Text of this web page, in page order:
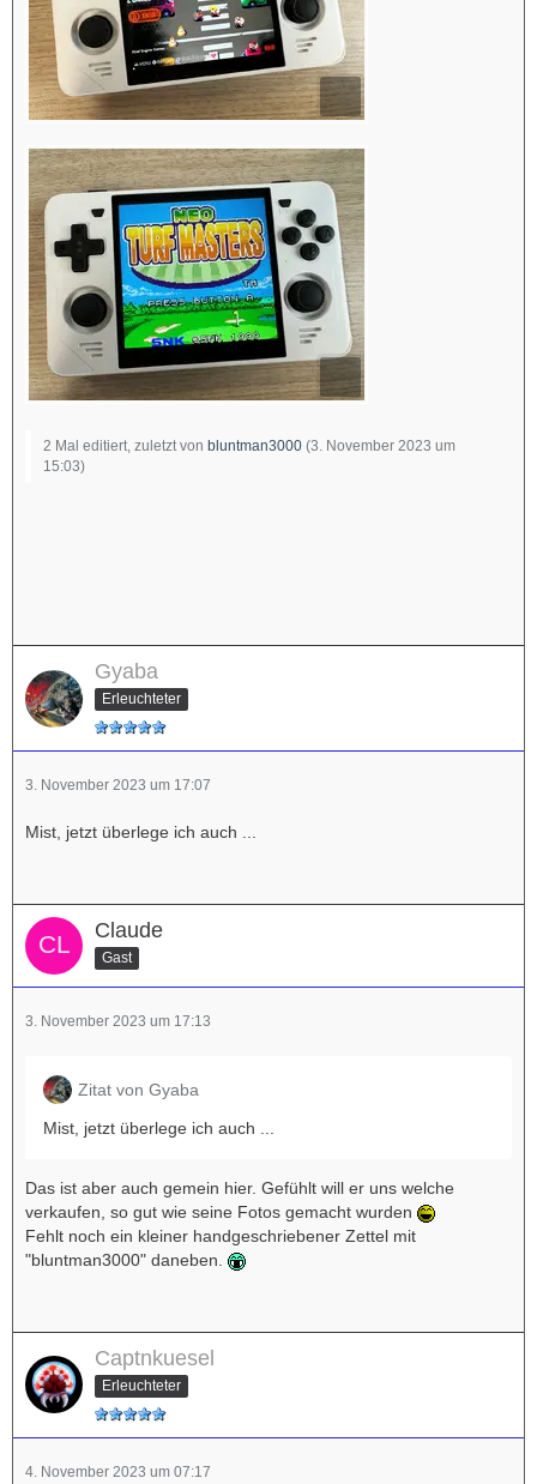
2 Mal editiert, zuletzt von bluntman3000 (3. November 2023 um
15:03)
Gyaba
Erleuchteter
3. November 2023 um 17:07
Mist, jetzt überlege ich auch ...
Claude
Gast
3. November 2023 um 17:13
Zitat von Gyaba
Mist, jetzt überlege ich auch ...
Das ist aber auch gemein hier. Gefühlt will er uns welche
verkaufen, so gut wie seine Fotos gemacht wurden
Fehlt noch ein kleiner handgeschriebener Zettel mit
"bluntman3000" daneben.
Captnkuesel
Erleuchteter
4. November 2023 um 07:17